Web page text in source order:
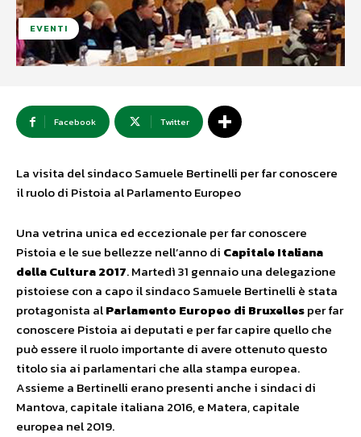
EVENTI
Facebook Twitter
La visita del sindaco Samuele Bertinelli per far conoscere
il ruolo di Pistoia al Parlamento Europeo
Una vetrina unica ed eccezionale per far conoscere
Pistoia e le sue bellezze nell’anno di Capitale Italiana
della Cultura 2017. Martedì 31 gennaio una delegazione
pistoiese con a capo il sindaco Samuele Bertinelli è stata
protagonista alParlamento Europeo di Bruxellesper far
conoscere Pistoia ai deputati e per far capire quello che
può essere il ruolo importante di avere ottenuto questo
titolo sia ai parlamentari che alla stampa europea.
Assieme a Bertinelli erano presenti anche i sindaci di
Mantova, capitale italiana 2016, e Matera, capitale
europea nel 2019.